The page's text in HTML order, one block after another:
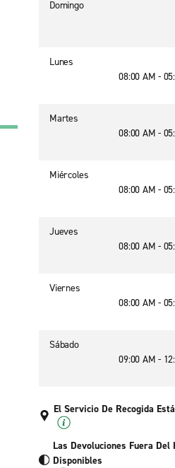
Domingo
Lunes
08:00 AM -
Martes
08:00 AM -
Miércoles
08:00 AM -
Jueves
08:00 AM -
Viernes
08:00 AM -
Sábado
09:00 AM -
El Servicio De Recogida
Las Devoluciones Fuera
Disponibles